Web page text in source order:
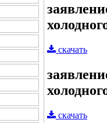
скачать
скачать